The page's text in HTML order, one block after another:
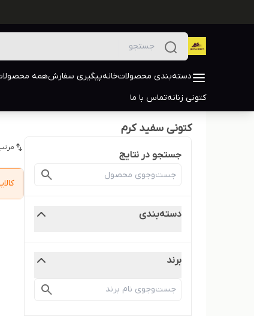
دسته‌بندی محصولاتخانهپیگیری سفارشهمه
کتونی زنانهتماس با ما
کتونی سفید کرم
جستجو در نتایج
دسته‌بندی
برند